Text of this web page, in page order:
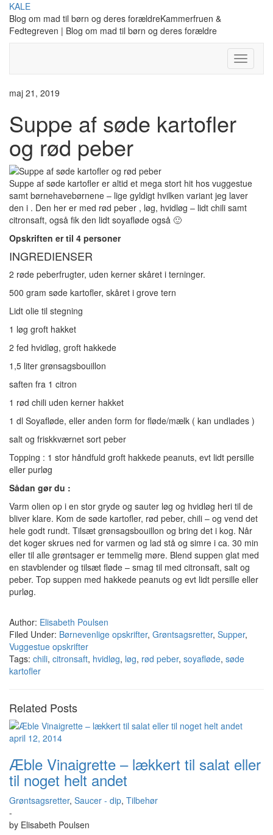
Skip
content
KALE
Blog om mad til børn og deres forældreKammerfruen &
Fedtegreven | Blog om mad til børn og deres forældre
Toggle
maj 21, 2019
Suppe af søde kartofler
og rød peber
Suppe af søde kartofler er altid et mega stort hit hos vuggestue
samt børnehavebørnene – lige gyldigt hvilken variant jeg laver
den i . Den her er med rød peber , løg, hvidløg – lidt chili samt
citronsaft, også fik den lidt soyafløde også 🙂
Opskriften er til 4 personer
INGREDIENSER
2 røde peberfrugter, uden kerner skåret i terninger.
500 gram søde kartofler, skåret i grove tern
Lidt olie til stegning
1 løg groft hakket
2 fed hvidløg, groft hakkede
1,5 liter grønsagsbouillon
saften fra 1 citron
1 rød chili uden kerner hakket
1 dl Soyafløde, eller anden form for fløde/mælk ( kan undlades )
salt og friskkværnet sort peber
Topping : 1 stor håndfuld groft hakkede peanuts, evt lidt persille
eller purløg
Sådan gør du :
Varm olien op i en stor gryde og sauter løg og hvidløg heri til de
bliver klare. Kom de søde kartofler, rød peber, chili – og vend det
hele godt rundt. Tilsæt grønsagsbouillon og bring det i kog. Når
det koger skrues ned for varmen og lad stå og simre i ca. 30 min
eller til alle grøntsager er temmelig møre. Blend suppen glat med
en stavblender og tilsæt fløde – smag til med citronsaft, salt og
peber. Top suppen med hakkede peanuts og evt lidt persille eller
purløg.
Author: Elisabeth Poulsen
Filed Under: Børnevenlige opskrifter, Grøntsagsretter, Supper,
Vuggestue opskrifter
Tags: chili, citronsaft, hvidløg, løg, rød peber, soyafløde, søde
kartofler
Related Posts
april 12, 2014
Æble Vinaigrette – lækkert til salat eller
til noget helt andet
Grøntsagsretter, Saucer - dip, Tilbehør
-
by Elisabeth Poulsen